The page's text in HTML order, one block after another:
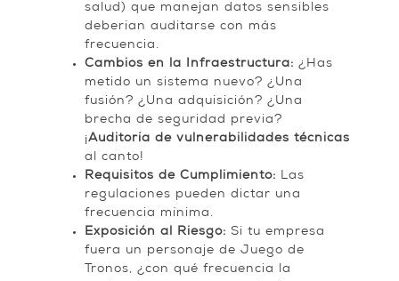
salud) que manejan datos sensibles
deberían auditarse con más
frecuencia.
Cambios en la Infraestructura: ¿Has
metido un sistema nuevo? ¿Una
fusión? ¿Una adquisición? ¿Una
brecha de seguridad previa?
¡Auditoría de vulnerabilidades técnicas
al canto!
Requisitos de Cumplimiento: Las
regulaciones pueden dictar una
frecuencia mínima.
Exposición al Riesgo: Si tu empresa
fuera un personaje de Juego de
Tronos, ¿con qué frecuencia la